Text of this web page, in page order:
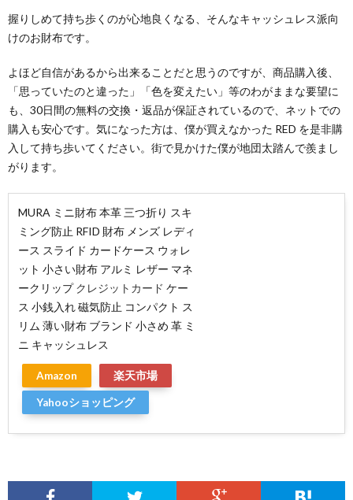
握りしめて持ち歩くのが心地良くなる、そんなキャッシュレス派向
けのお財布です。
よほど自信があるから出来ることだと思うのですが、商品購入後、
「思っていたのと違った」「色を変えたい」等のわがままな要望に
も、30日間の無料の交換・返品が保証されているので、ネットでの
購入も安心です。気になった方は、僕が買えなかった RED を是非購
入して持ち歩いてください。街で見かけた僕が地団太踏んで羨まし
がります。
MURA ミニ財布 本革 三つ折り スキ
ミング防止 RFID 財布 メンズ レディ
ース スライド カードケース ウォレ
ット 小さい財布 アルミ レザー マネ
ークリップクレジットカード ケー
ス 小銭入れ 磁気防止 コンパクト ス
リム 薄い財布 ブランド 小さめ 革 ミ
ニ キャッシュレス
Amazon 楽天市場
Yahooショッピング